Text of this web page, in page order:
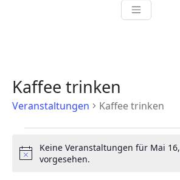
Kaffee trinken
Veranstaltungen Kaffee trinken
für
Hinweis
Keine Veranstaltungen für Mai
vorgesehen.